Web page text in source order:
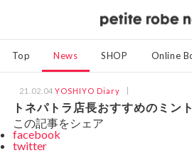
Top News SHOP Online
21.02.04 YOSHIYO Diary
トネパトラ店長おすすめのミン
この記事をシェア
facebook
twitter